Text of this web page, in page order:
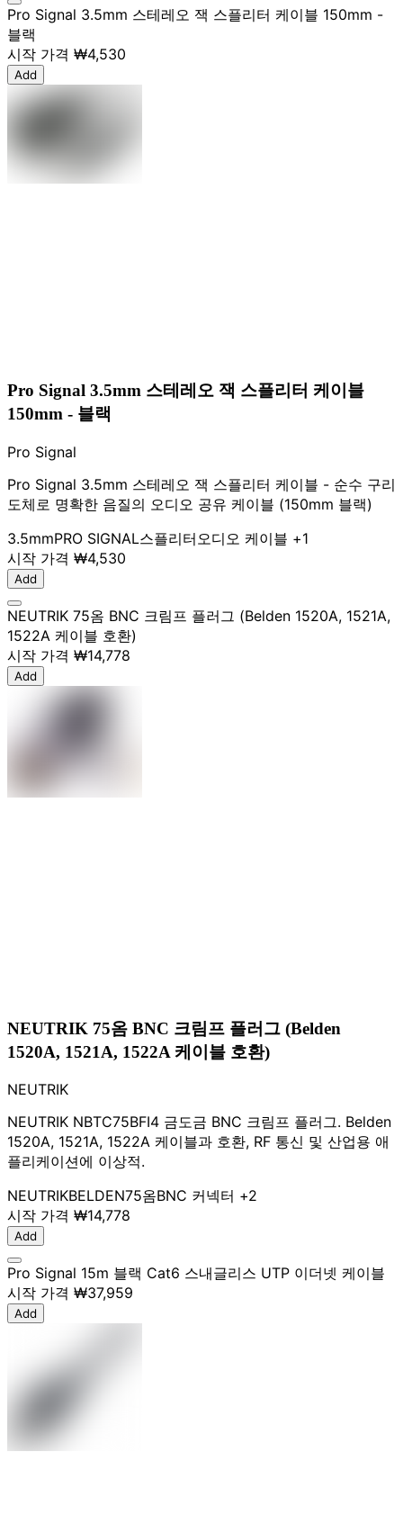
Pro Signal 3.5mm 스테레오 잭 스플리터 케이블 150mm -
블랙
시작 가격 ₩4,530
Add
Pro Signal 3.5mm 스테레오 잭 스플리터 케이블
150mm - 블랙
Pro Signal
Pro Signal 3.5mm 스테레오 잭 스플리터 케이블 - 순수 구리
도체로 명확한 음질의 오디오 공유 케이블 (150mm 블랙)
3.5mmPRO SIGNAL스플리터오디오 케이블 +1
시작 가격 ₩4,530
Add
NEUTRIK 75옴 BNC 크림프 플러그 (Belden 1520A, 1521A,
1522A 케이블 호환)
시작 가격 ₩14,778
Add
NEUTRIK 75옴 BNC 크림프 플러그 (Belden
1520A, 1521A, 1522A 케이블 호환)
NEUTRIK
NEUTRIK NBTC75BFI4 금도금 BNC 크림프 플러그. Belden
1520A, 1521A, 1522A 케이블과 호환, RF 통신 및 산업용 애
플리케이션에 이상적.
NEUTRIKBELDEN75옴BNC 커넥터 +2
시작 가격 ₩14,778
Add
Pro Signal 15m 블랙 Cat6 스내글리스 UTP 이더넷 케이블
시작 가격 ₩37,959
Add